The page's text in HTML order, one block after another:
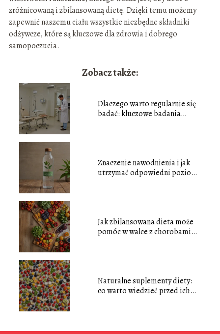
zróżnicowaną i zbilansowaną dietę. Dzięki temu możemy
zapewnić naszemu ciału wszystkie niezbędne składniki
odżywcze, które są kluczowe dla zdrowia i dobrego
samopoczucia.
Zobacz także:
Dlaczego warto regularnie się
badać: kluczowe badania
Znaczenie nawodnienia i jak
utrzymać odpowiedni poziom
Jak zbilansowana dieta może
pomóc w walce z chorobami
Naturalne suplementy diety:
co warto wiedzieć przed ich